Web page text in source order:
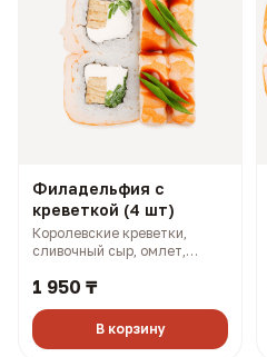
Филадельфия с
креветкой (4 шт)
Королевские креветки,
сливочный сыр, омлет,
251 ккал)
1 950 ₸
В корзину